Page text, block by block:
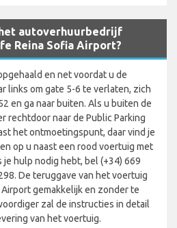
autoverhuurbedrijf
Reina Sofia Airport?
en net voordat u de
links om gate 5-6 te verlaten, zich
en ga naar buiten. Als u buiten de
rechtdoor naar de Public Parking
het ontmoetingspunt, daar vind je
op u naast een rood voertuig met
je hulp nodig hebt, bel (+34) 669
De teruggave van het voertuig
gemakkelijk en zonder te
zal de instructies in detail
van het voertuig.